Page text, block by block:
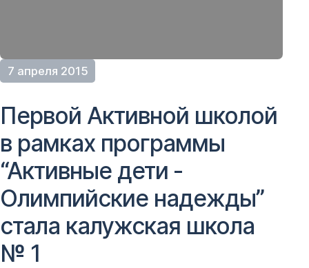
7 апреля 2015
Первой Активной школой
в рамках программы
“Активные дети ­
Олимпийские надежды”
стала калужская школа
№ 1